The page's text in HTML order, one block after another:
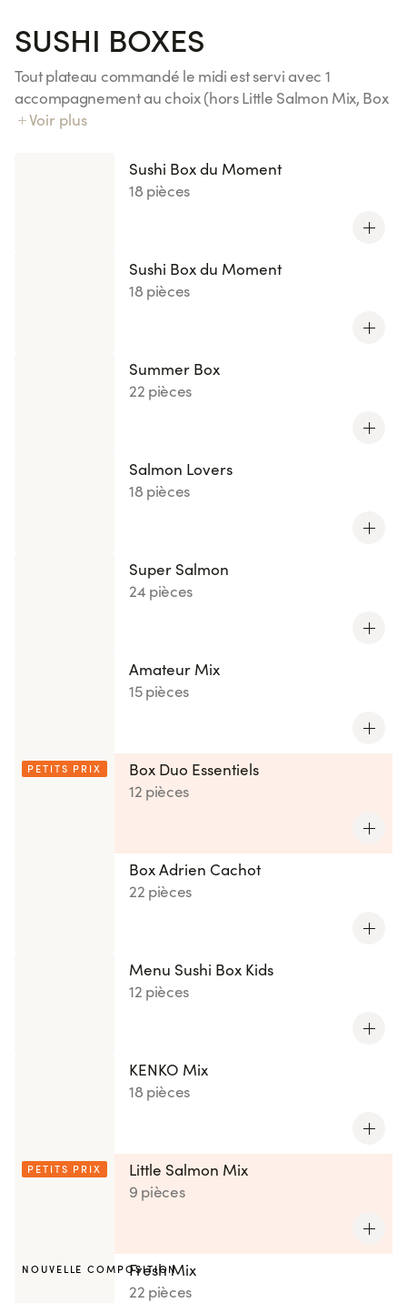
SUSHI BOXES
Tout plateau commandé le midi est servi avec 1
accompagnement au choix (hors Little Salmon Mix, Box
Duo Essentiels et Menus Kids)
Voir plus
Sushi Box du Moment
18 pièces
Sushi Box du Moment
18 pièces
Summer Box
22 pièces
Salmon Lovers
18 pièces
Super Salmon
24 pièces
Amateur Mix
15 pièces
PETITS PRIX
Box Duo Essentiels
12 pièces
Box Adrien Cachot
22 pièces
Menu Sushi Box Kids
12 pièces
KENKO Mix
18 pièces
PETITS PRIX
Little Salmon Mix
9 pièces
NOUVELLE COMPOSITION
Fresh Mix
22 pièces